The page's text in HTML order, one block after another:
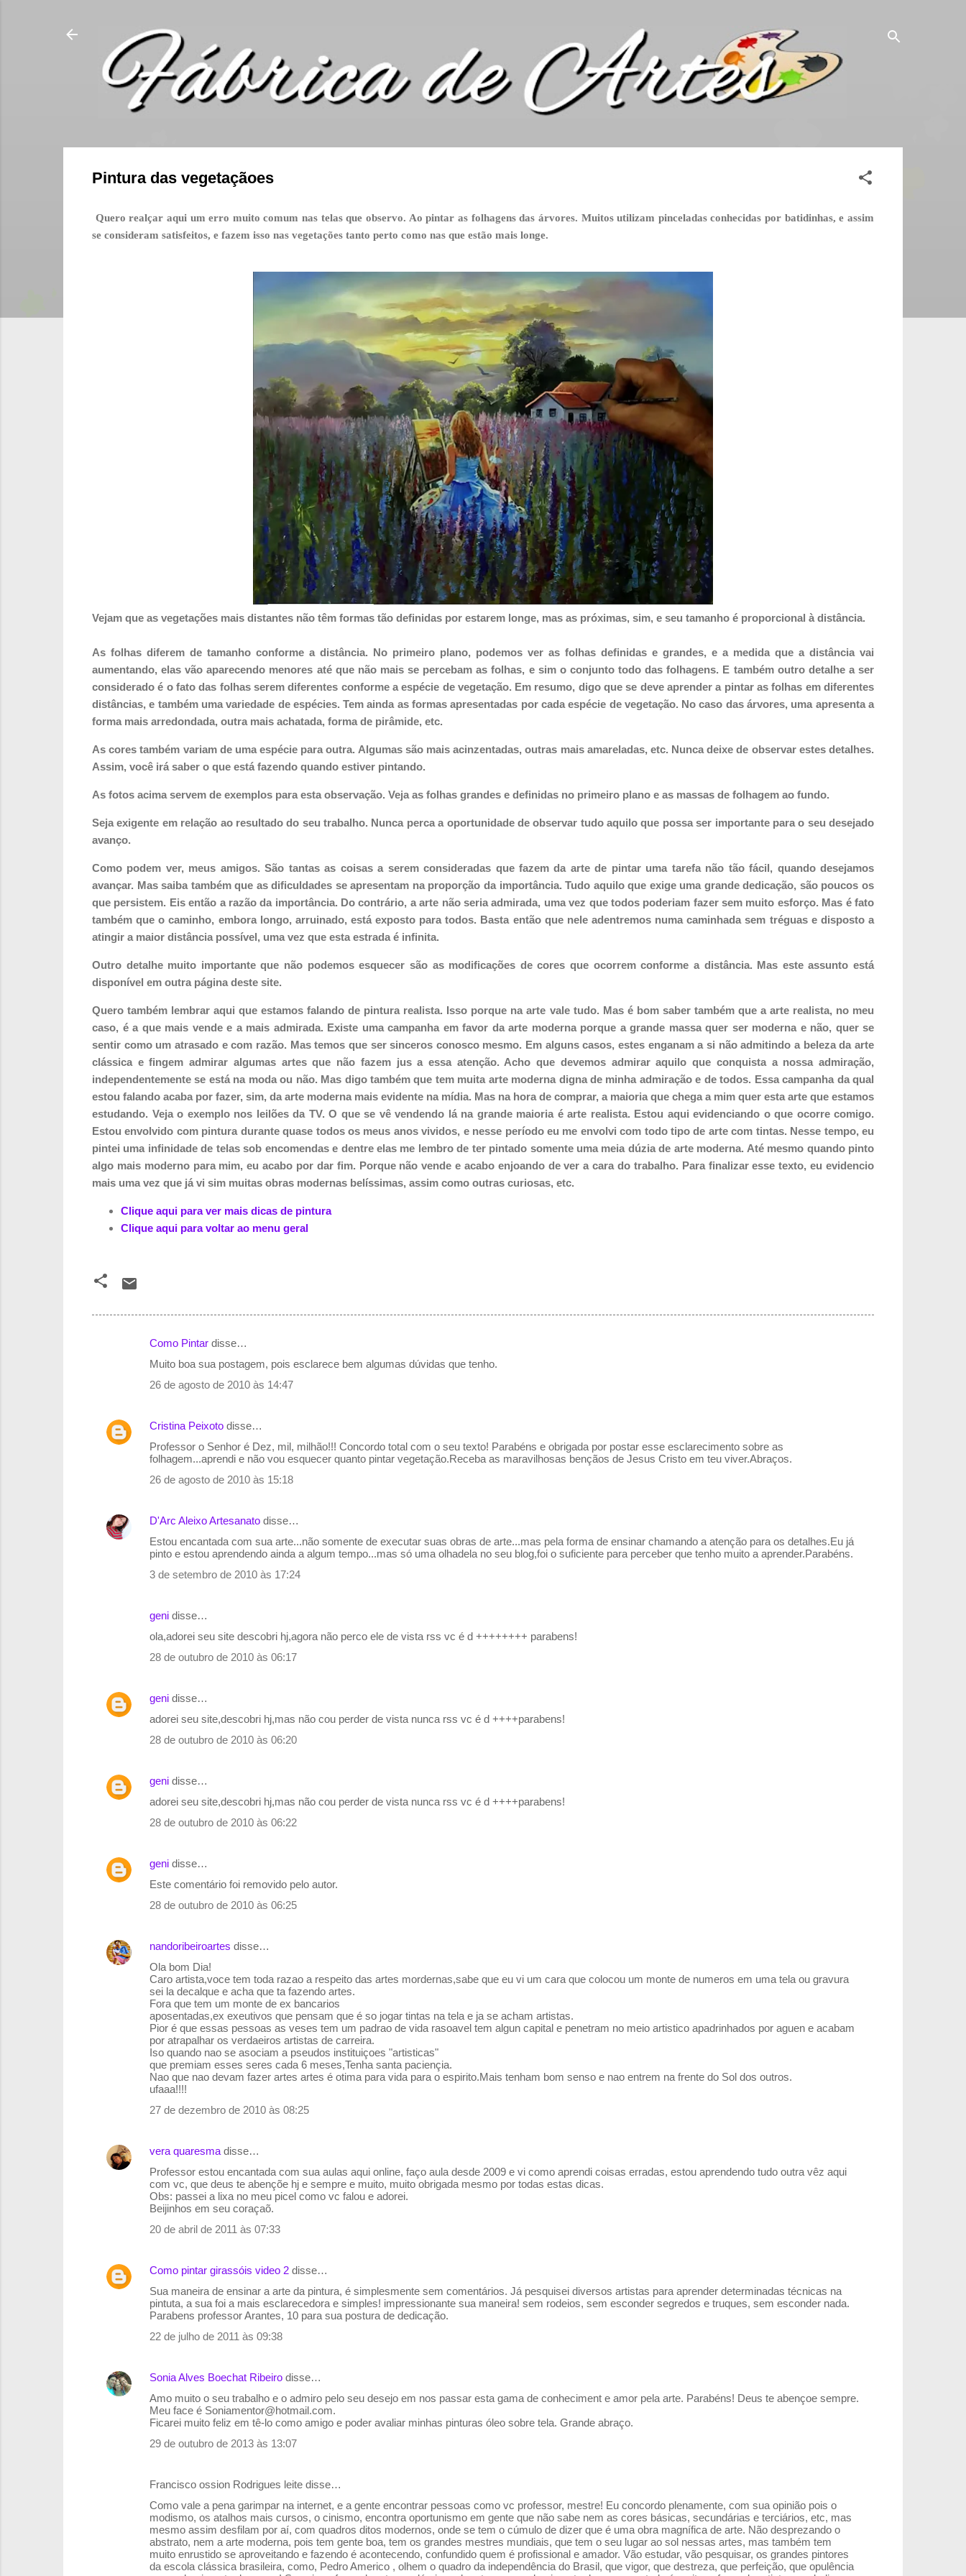
Pintura das vegetaçãoes
Quero realçar aqui um erro muito comum nas telas que observo. Ao pintar as folhagens das árvores. Muitos utilizam pinceladas conhecidas por batidinhas, e assim
se consideram satisfeitos, e fazem isso nas vegetações tanto perto como nas que estão mais longe.
Vejam que as vegetações mais distantes não têm formas tão definidas por estarem longe, mas as próximas, sim, e seu tamanho é proporcional à distância.
As folhas diferem de tamanho conforme a distância. No primeiro plano, podemos ver as folhas definidas e grandes, e a medida que a distância vai
aumentando, elas vão aparecendo menores até que não mais se percebam as folhas, e sim o conjunto todo das folhagens. E também outro detalhe a ser
considerado é o fato das folhas serem diferentes conforme a espécie de vegetação. Em resumo, digo que se deve aprender a pintar as folhas em diferentes
distâncias, e também uma variedade de espécies. Tem ainda as formas apresentadas por cada espécie de vegetação. No caso das árvores, uma apresenta a
forma mais arredondada, outra mais achatada, forma de pirâmide, etc.
As cores também variam de uma espécie para outra. Algumas são mais acinzentadas, outras mais amareladas, etc. Nunca deixe de observar estes detalhes.
Assim, você irá saber o que está fazendo quando estiver pintando.
As fotos acima servem de exemplos para esta observação. Veja as folhas grandes e definidas no primeiro plano e as massas de folhagem ao fundo.
Seja exigente em relação ao resultado do seu trabalho. Nunca perca a oportunidade de observar tudo aquilo que possa ser importante para o seu desejado
avanço.
Como podem ver, meus amigos. São tantas as coisas a serem consideradas que fazem da arte de pintar uma tarefa não tão fácil, quando desejamos
avançar. Mas saiba também que as dificuldades se apresentam na proporção da importância. Tudo aquilo que exige uma grande dedicação, são poucos os
que persistem. Eis então a razão da importância. Do contrário, a arte não seria admirada, uma vez que todos poderiam fazer sem muito esforço. Mas é fato
também que o caminho, embora longo, arruinado, está exposto para todos. Basta então que nele adentremos numa caminhada sem tréguas e disposto a
atingir a maior distância possível, uma vez que esta estrada é infinita.
Outro detalhe muito importante que não podemos esquecer são as modificações de cores que ocorrem conforme a distância. Mas este assunto está
disponível em outra página deste site.
Quero também lembrar aqui que estamos falando de pintura realista. Isso porque na arte vale tudo. Mas é bom saber também que a arte realista, no meu
caso, é a que mais vende e a mais admirada. Existe uma campanha em favor da arte moderna porque a grande massa quer ser moderna e não, quer se
sentir como um atrasado e com razão. Mas temos que ser sinceros conosco mesmo. Em alguns casos, estes enganam a si não admitindo a beleza da arte
clássica e fingem admirar algumas artes que não fazem jus a essa atenção. Acho que devemos admirar aquilo que conquista a nossa admiração,
independentemente se está na moda ou não. Mas digo também que tem muita arte moderna digna de minha admiração e de todos. Essa campanha da qual
estou falando acaba por fazer, sim, da arte moderna mais evidente na mídia. Mas na hora de comprar, a maioria que chega a mim quer esta arte que estamos
estudando. Veja o exemplo nos leilões da TV. O que se vê vendendo lá na grande maioria é arte realista. Estou aqui evidenciando o que ocorre comigo.
Estou envolvido com pintura durante quase todos os meus anos vividos, e nesse período eu me envolvi com todo tipo de arte com tintas. Nesse tempo, eu
pintei uma infinidade de telas sob encomendas e dentre elas me lembro de ter pintado somente uma meia dúzia de arte moderna. Até mesmo quando pinto
algo mais moderno para mim, eu acabo por dar fim. Porque não vende e acabo enjoando de ver a cara do trabalho. Para finalizar esse texto, eu evidencio
mais uma vez que já vi sim muitas obras modernas belíssimas, assim como outras curiosas, etc.
Clique aqui para ver mais dicas de pintura
Clique aqui para voltar ao menu geral
n
o
Como Pintar disse…
Muito boa sua postagem, pois esclarece bem algumas dúvidas que tenho.
26 de agosto de 2010 às 14:47
Cristina Peixoto disse…
Professor o Senhor é Dez, mil, milhão!!! Concordo total com o seu texto! Parabéns e obrigada por postar esse esclarecimento sobre as
folhagem...aprendi e não vou esquecer quanto pintar vegetação.Receba as maravilhosas bençãos de Jesus Cristo em teu viver.Abraços.
26 de agosto de 2010 às 15:18
D'Arc Aleixo Artesanato disse…
Estou encantada com sua arte...não somente de executar suas obras de arte...mas pela forma de ensinar chamando a atenção para os detalhes.Eu já
pinto e estou aprendendo ainda a algum tempo...mas só uma olhadela no seu blog,foi o suficiente para perceber que tenho muito a aprender.Parabéns.
3 de setembro de 2010 às 17:24
geni disse…
ola,adorei seu site descobri hj,agora não perco ele de vista rss vc é d ++++++++ parabens!
28 de outubro de 2010 às 06:17
geni disse…
adorei seu site,descobri hj,mas não cou perder de vista nunca rss vc é d ++++parabens!
28 de outubro de 2010 às 06:20
geni disse…
adorei seu site,descobri hj,mas não cou perder de vista nunca rss vc é d ++++parabens!
28 de outubro de 2010 às 06:22
geni disse…
Este comentário foi removido pelo autor.
28 de outubro de 2010 às 06:25
nandoribeiroartes disse…
Ola bom Dia!
Caro artista,voce tem toda razao a respeito das artes mordernas,sabe que eu vi um cara que colocou um monte de numeros em uma tela ou gravura
sei la decalque e acha que ta fazendo artes.
Fora que tem um monte de ex bancarios
aposentadas,ex exeutivos que pensam que é so jogar tintas na tela e ja se acham artistas.
Pior é que essas pessoas as veses tem um padrao de vida rasoavel tem algun capital e penetram no meio artistico apadrinhados por aguen e acabam
por atrapalhar os verdaeiros artistas de carreira.
Iso quando nao se asociam a pseudos instituiçoes "artisticas"
que premiam esses seres cada 6 meses,Tenha santa paciençia.
Nao que nao devam fazer artes artes é otima para vida para o espirito.Mais tenham bom senso e nao entrem na frente do Sol dos outros.
ufaaa!!!!
27 de dezembro de 2010 às 08:25
vera quaresma disse…
Professor estou encantada com sua aulas aqui online, faço aula desde 2009 e vi como aprendi coisas erradas, estou aprendendo tudo outra vêz aqui
com vc, que deus te abençõe hj e sempre e muito, muito obrigada mesmo por todas estas dicas.
Obs: passei a lixa no meu picel como vc falou e adorei.
Beijinhos em seu coraçaõ.
20 de abril de 2011 às 07:33
Como pintar girassóis video 2 disse…
Sua maneira de ensinar a arte da pintura, é simplesmente sem comentários. Já pesquisei diversos artistas para aprender determinadas técnicas na
pintuta, a sua foi a mais esclarecedora e simples! impressionante sua maneira! sem rodeios, sem esconder segredos e truques, sem esconder nada.
Parabens professor Arantes, 10 para sua postura de dedicação.
22 de julho de 2011 às 09:38
Sonia Alves Boechat Ribeiro disse…
Amo muito o seu trabalho e o admiro pelo seu desejo em nos passar esta gama de conheciment e amor pela arte. Parabéns! Deus te abençoe sempre.
Meu face é Soniamentor@hotmail.com.
Ficarei muito feliz em tê-lo como amigo e poder avaliar minhas pinturas óleo sobre tela. Grande abraço.
29 de outubro de 2013 às 13:07
Francisco ossion Rodrigues leite disse…
Como vale a pena garimpar na internet, e a gente encontrar pessoas como vc professor, mestre! Eu concordo plenamente, com sua opinião pois o
modismo, os atalhos mais cursos, o cinismo, encontra oportunismo em gente que não sabe nem as cores básicas, secundárias e terciários, etc, mas
mesmo assim desfilam por aí, com quadros ditos modernos, onde se tem o cúmulo de dizer que é uma obra magnífica de arte. Não desprezando o
abstrato, nem a arte moderna, pois tem gente boa, tem os grandes mestres mundiais, que tem o seu lugar ao sol nessas artes, mas também tem
muito enrustido se aproveitando e fazendo é acontecendo, confundido quem é profissional e amador. Vão estudar, vão pesquisar, os grandes pintores
da escola clássica brasileira, como, Pedro Americo , olhem o quadro da independência do Brasil, que vigor, que destreza, que perfeição, que opulência